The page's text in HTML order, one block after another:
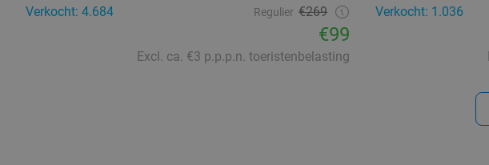
Verkocht: 4.684
Regulier €269
€99
Excl. ca. €3 p.p.p.n. toeristenbelasting
Verkocht: 1.036